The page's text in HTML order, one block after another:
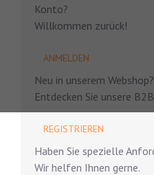
Konto?
Willkommen zurück!
ANMELDEN
Neu in unserem Webshop?
Entdecken Sie unsere
REGISTRIEREN
Haben Sie spezielle
Wir helfen Ihnen gerne.